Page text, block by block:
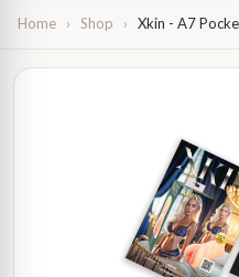
Home › Shop › Xkin - A7